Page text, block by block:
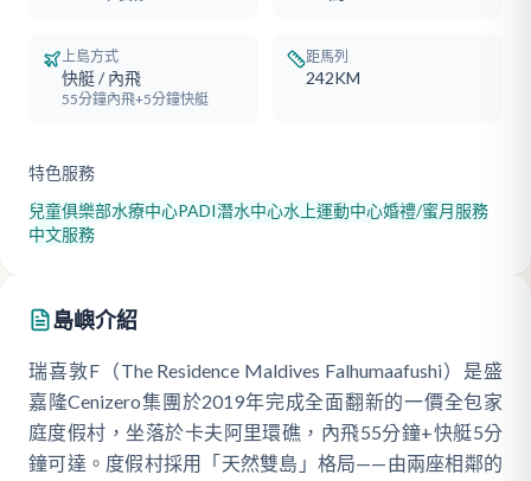
上島方式
快艇 / 內飛
55分鐘內飛+5分鐘快艇
距馬列
242KM
特色服務
兒童俱樂部水療中心PADI潛水中心水上運動中心婚禮/蜜月服務
中文服務
島嶼介紹
瑞喜敦F（The Residence Maldives Falhumaafushi）是盛
嘉隆Cenizero集團於2019年完成全面翻新的一價全包家
庭度假村，坐落於卡夫阿里環礁，內飛55分鐘+快艇5分
鐘可達。度假村採用「天然雙島」格局——由兩座相鄰的